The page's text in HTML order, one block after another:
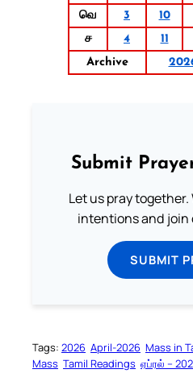
வெ
3 10
ச
4 11
Archive
Submit
Let us pray
intentions and join
SUBMIT
Tags: 2026 April-2026 Mass in
Mass Tamil Readings ஏப்ரல் –